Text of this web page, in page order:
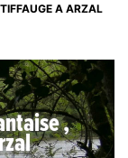
A ARZAL
,